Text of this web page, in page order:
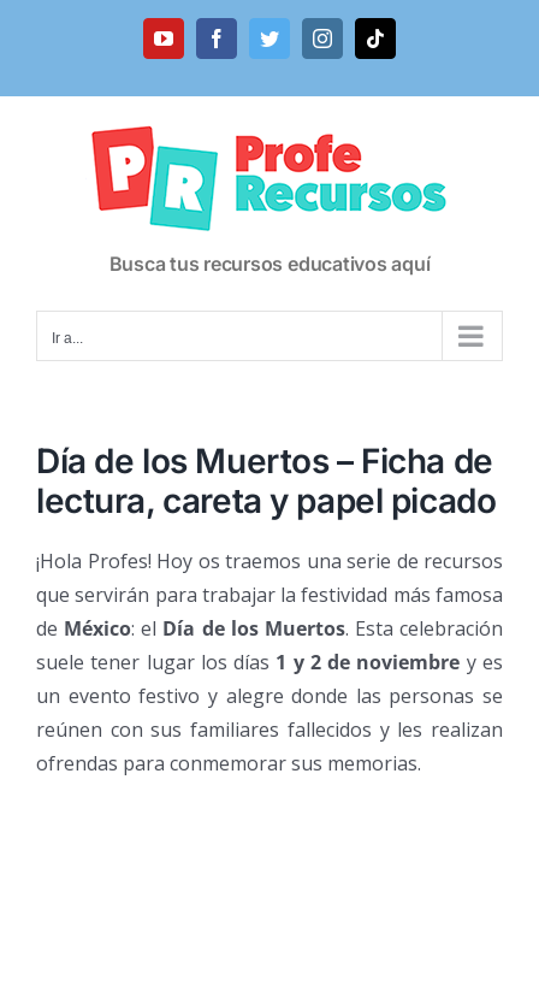
YouTubeFacebookTwitterInstagramTiktok
Busca tus recursos educativos aquí
Ir a...
Día de los Muertos – Ficha de
lectura, careta y papel picado
¡Hola Profes! Hoy os traemos una serie de recursos
que servirán para trabajar la festividad más famosa
de México: el Día de los Muertos. Esta celebración
suele tener lugar los días 1 y 2 de noviembre y es
un evento festivo y alegre donde las personas se
reúnen con sus familiares fallecidos y les realizan
ofrendas para conmemorar sus memorias.